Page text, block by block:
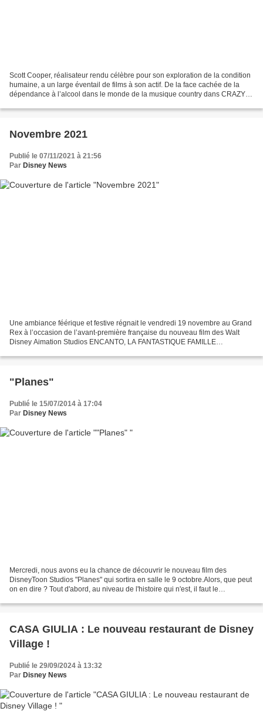
Scott Cooper, réalisateur rendu célèbre pour son exploration de la condition
humaine, a un large éventail de films à son actif. De la face cachée de la
dépendance à l’alcool dans le monde de la musique country dans CRAZY
Novembre 2021
Publié le 07/11/2021 à 21:56
Par Disney News
Une ambiance féérique et festive régnait le vendredi 19 novembre au Grand
Rex à l’occasion de l’avant-première française du nouveau film des Walt
Disney Aimation Studios ENCANTO, LA FANTASTIQUE FAMILLE
"Planes"
Publié le 15/07/2014 à 17:04
Par Disney News
Mercredi, nous avons eu la chance de découvrir le nouveau film des
DisneyToon Studios "Planes" qui sortira en salle le 9 octobre.Alors, que peut
on en dire ? Tout d'abord, au niveau de l'histoire qui n'est, il faut le
CASA GIULIA : Le nouveau restaurant de Disney
Village !
Publié le 29/09/2024 à 13:32
Par Disney News